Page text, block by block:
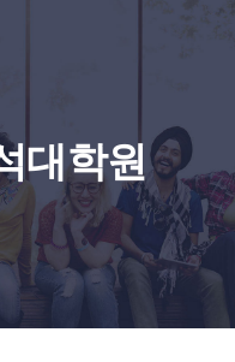
대학원